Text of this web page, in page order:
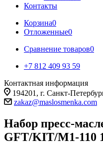
Контакты
Корзина0
Отложенные0
Сравнение товаров0
+7 812 409 93 59
Контактная информация
194201, г. Санкт-
zakaz@maslosmenka.com
Набор пресс-
GFT/KIT/M1-110